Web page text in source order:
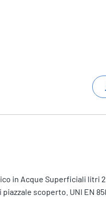
in Acque Superficiali litri
scoperto. UNI EN